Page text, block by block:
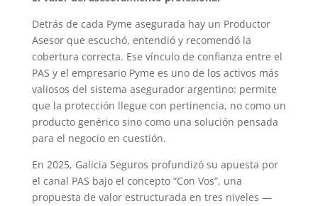
Detrás de cada Pyme asegurada hay un Productor
Asesor que escuchó, entendió y recomendó la
cobertura correcta. Ese vínculo de confianza entre el
PAS y el empresario Pyme es uno de los activos más
valiosos del sistema asegurador argentino: permite
que la protección llegue con pertinencia, no como un
producto genérico sino como una solución pensada
para el negocio en cuestión.
En 2025, Galicia Seguros profundizó su apuesta por
el canal PAS bajo el concepto “Con Vos”, una
propuesta de valor estructurada en tres niveles —